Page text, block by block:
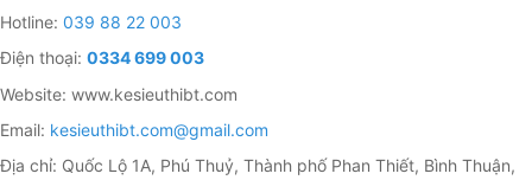
Hotline: 039 88 22 003
Điện thoại: 0334 699 003
Website: www.kesieuthibt.com
Email: kesieuthibt.com@gmail.com
Địa chỉ: Quốc Lộ 1A, Phú Thuỷ, Thành phố Phan Thiết, Bình Thuận,